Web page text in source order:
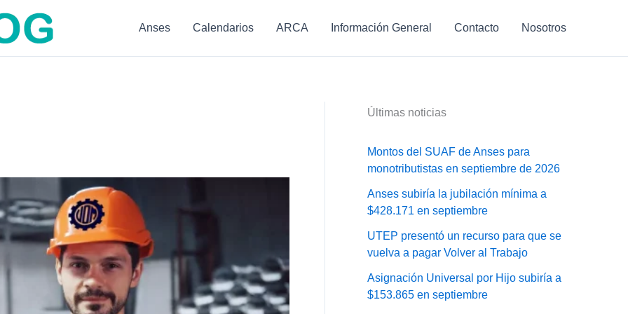
Anses Calendarios ARCA Información General Contacto Nosotros
Últimas noticias
Montos del SUAF de Anses para
monotributistas en septiembre de 2026
Anses subiría la jubilación mínima a
$428.171 en septiembre
UTEP presentó un recurso para que se
vuelva a pagar Volver al Trabajo
Asignación Universal por Hijo subiría a
$153.865 en septiembre